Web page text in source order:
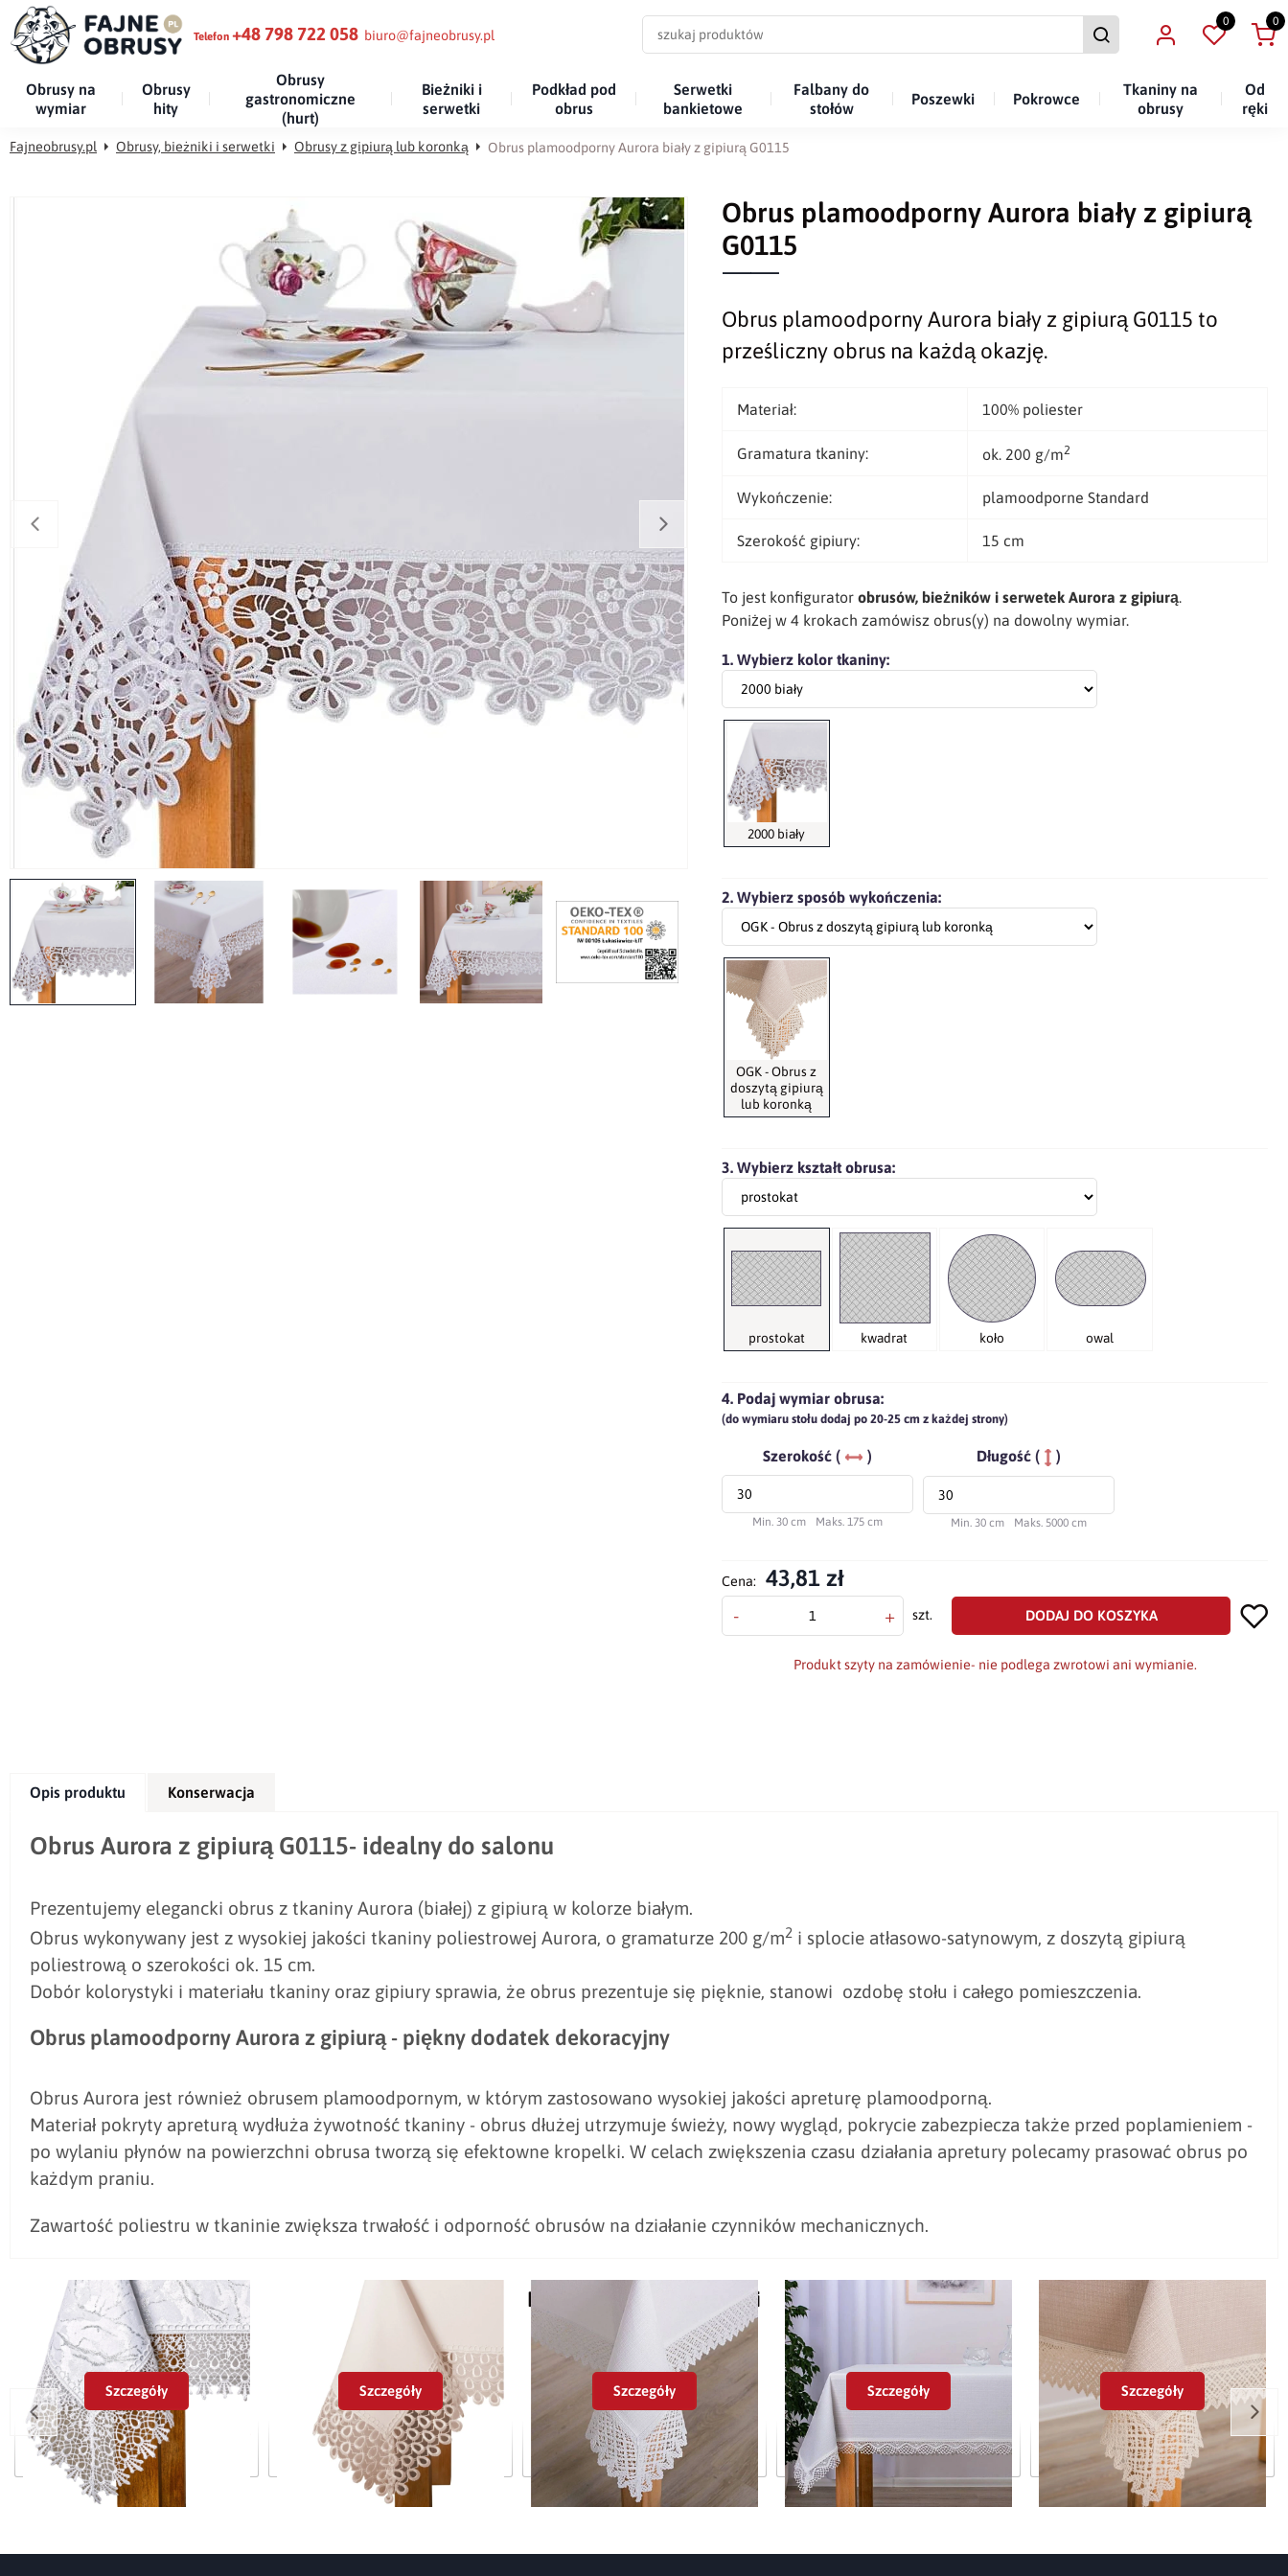
Telefon +48 798 722 058 biuro@fajneobrusy.pl
0 0
Obrusy na
wymiar
Obrusy
hity
Obrusy
gastronomiczne
(hurt)
Bieżniki i
serwetki
Podkład pod
obrus
Serwetki
bankietowe
Falbany do
stołów
Poszewki Pokrowce
Tkaniny na
obrusy
Od
ręki
Fajneobrusy.pl Obrusy, bieżniki i serwetki Obrusy z gipiurą lub koronką Obrus plamoodporny Aurora biały z gipiurą G0115
Obrus plamoodporny Aurora biały z gipiurą
G0115
Obrus plamoodporny Aurora biały z gipiurą G0115 to
prześliczny obrus na każdą okazję.
Materiał: 100% poliester
Gramatura tkaniny: ok. 200 g/m2
Wykończenie: plamoodporne Standard
Szerokość gipiury: 15 cm
To jest konfiguratorobrusów, bieżników i serwetek Aurora z gipiurą.
Poniżej w 4 krokach zamówisz obrus(y) na dowolny wymiar.
1. Wybierz kolor tkaniny:
2000 biały
2. Wybierz sposób wykończenia:
OGK - Obrus z
doszytą gipiurą
lub koronką
3. Wybierz kształt obrusa:
prostokat kwadrat koło owal
4. Podaj wymiar obrusa:
(do wymiaru stołu dodaj po 20-25 cm z każdej strony)
Szerokość ( )
Min. 30 cm Maks. 175 cm
Długość ( )
Min. 30 cm Maks. 5000 cm
Cena: 43,81 zł
- + szt. DODAJ DO KOSZYKA
Produkt szyty na zamówienie- nie podlega zwrotowi ani wymianie.
Opis produktu Konserwacja
Obrus Aurora z gipiurą G0115- idealny do salonu
Prezentujemy elegancki obrus z tkaniny Aurora (białej) z gipiurą w kolorze białym.
Obrus wykonywany jest z wysokiej jakości tkaniny poliestrowej Aurora, o gramaturze 200 g/m2 i splocie atłasowo-satynowym, z doszytą gipiurą
poliestrową o szerokości ok. 15 cm.
Dobór kolorystyki i materiału tkaniny oraz gipiury sprawia, że obrus prezentuje się pięknie, stanowi ozdobę stołu i całego pomieszczenia.
Obrus plamoodporny Aurora z gipiurą - piękny dodatek dekoracyjny
Obrus Aurora jest również obrusem plamoodpornym, w którym zastosowano wysokiej jakości apreturę plamoodporną.
Materiał pokryty apreturą wydłuża żywotność tkaniny - obrus dłużej utrzymuje świeży, nowy wygląd, pokrycie zabezpiecza także przed poplamieniem -
po wylaniu płynów na powierzchni obrusa tworzą się efektowne kropelki. W celach zwiększenia czasu działania apretury polecamy prasować obrus po
każdym praniu.
Zawartość poliestru w tkaninie zwiększa trwałość i odporność obrusów na działanie czynników mechanicznych.
Pozostałe w tej kategorii
Szczegóły
Obrus plamoodporny Srebrny Marmur
biało-srebrny z gipiurą G0511
Szczegóły
Obrus plamoodporny Aurora ecru z
gipiurą G0609
Szczegóły
Obrus plamoodporny P130 biały z
koronką białą K307
Szczegóły
Obrus plamoodporny P130 biały z
koronką białą K205
Szczegóły
Obrus plamoodporny P130
cappuccino z koronką ecru K307